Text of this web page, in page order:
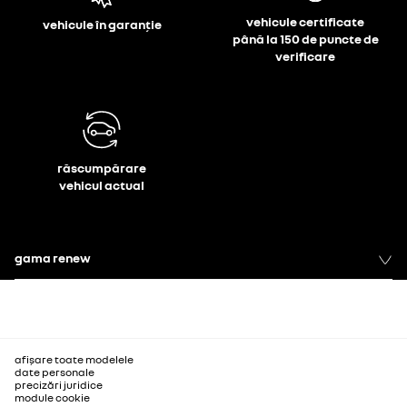
vehicule în garanție
vehicule certificate
până la 150 de puncte de
verificare
răscumpărare
vehicul actual
gama renew
afișare toate modelele
date personale
precizări juridice
module cookie